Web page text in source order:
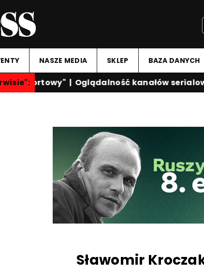
NASZE MEDIA SKLEP BAZA DANYCH
Sportowy"|Oglądalność kanałów
Sławomir